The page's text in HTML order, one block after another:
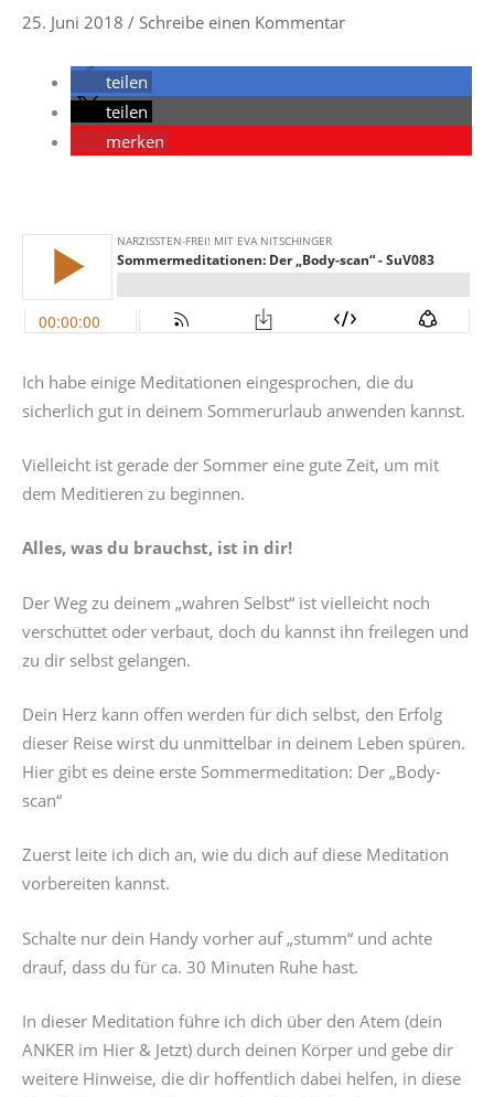
25. Juni 2018 / Schreibe einen Kommentar
teilen
teilen
merken
Ich habe einige Meditationen eingesprochen, die du
sicherlich gut in deinem Sommerurlaub anwenden kannst.
Vielleicht ist gerade der Sommer eine gute Zeit, um mit
dem Meditieren zu beginnen.
Alles, was du brauchst, ist in dir!
Der Weg zu deinem „wahren Selbst“ ist vielleicht noch
verschüttet oder verbaut, doch du kannst ihn freilegen und
zu dir selbst gelangen.
Dein Herz kann offen werden für dich selbst, den Erfolg
dieser Reise wirst du unmittelbar in deinem Leben spüren.
Hier gibt es deine erste Sommermeditation: Der „Body-
scan“
Zuerst leite ich dich an, wie du dich auf diese Meditation
vorbereiten kannst.
Schalte nur dein Handy vorher auf „stumm“ und achte
drauf, dass du für ca. 30 Minuten Ruhe hast.
In dieser Meditation führe ich dich über den Atem (dein
ANKER im Hier & Jetzt) durch deinen Körper und gebe dir
weitere Hinweise, die dir hoffentlich dabei helfen, in diese